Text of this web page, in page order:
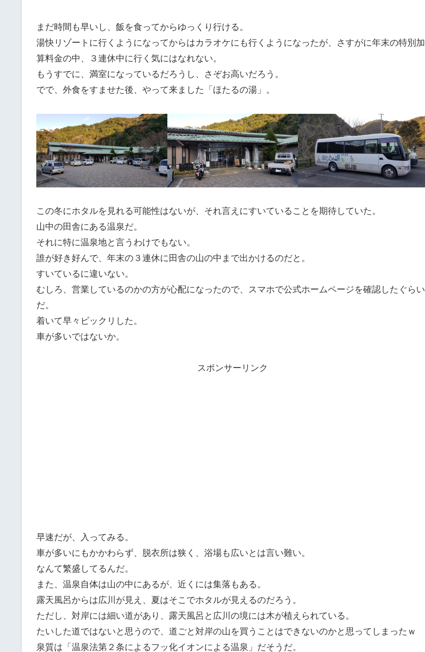
まだ時間も早いし、飯を食ってからゆっくり行ける。
湯快リゾートに行くようになってからはカラオケにも行くようになったが、さすがに年末の特別加
算料金の中、３連休中に行く気にはなれない。
もうすでに、満室になっているだろうし、さぞお高いだろう。
でで、外食をすませた後、やって来ました「ほたるの湯」。
この冬にホタルを見れる可能性はないが、それ言えにすいていることを期待していた。
山中の田舎にある温泉だ。
それに特に温泉地と言うわけでもない。
誰が好き好んで、年末の３連休に田舎の山の中まで出かけるのだと。
すいているに違いない。
むしろ、営業しているのかの方が心配になったので、スマホで公式ホームページを確認したぐらい
だ。
着いて早々ビックリした。
車が多いではないか。
スポンサーリンク
早速だが、入ってみる。
車が多いにもかかわらず、脱衣所は狭く、浴場も広いとは言い難い。
なんて繁盛してるんだ。
また、温泉自体は山の中にあるが、近くには集落もある。
露天風呂からは広川が見え、夏はそこでホタルが見えるのだろう。
ただし、対岸には細い道があり、露天風呂と広川の境には木が植えられている。
たいした道ではないと思うので、道ごと対岸の山を買うことはできないのかと思ってしまったｗ
泉質は「温泉法第２条によるフッ化イオンによる温泉」だそうだ。